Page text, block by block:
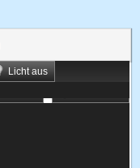
Licht aus